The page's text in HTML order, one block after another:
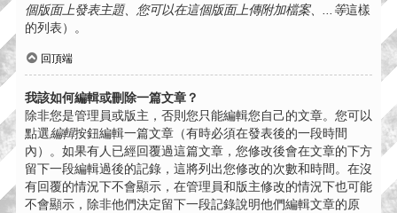
個版面上發表主題、您可以在這個版面上傳附加檔案、...等這樣
的列表）。
回頂端
我該如何編輯或刪除一篇文章？
除非您是管理員或版主，否則您只能編輯您自己的文章。您可以
點選編輯按鈕編輯一篇文章（有時必須在發表後的一段時間
內）。如果有人已經回覆過這篇文章，您修改後會在文章的下方
留下一段編輯過後的記錄，這將列出您修改的次數和時間。在沒
有回覆的情況下不會顯示，在管理員和版主修改的情況下也可能
不會顯示，除非他們決定留下一段記錄說明他們編輯文章的原